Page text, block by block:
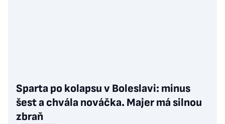
Sparta po kolapsu v Boleslavi: minus
šest a chvála nováčka. Majer má silnou
zbraň